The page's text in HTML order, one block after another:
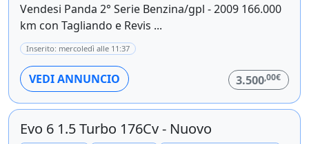
Vendesi Panda 2° Serie Benzina/gpl - 2009 166.000
km con Tagliando e Revis ...
Inserito: mercoledì alle 11:37
VEDI ANNUNCIO 3.500,00€
Evo 6 1.5 Turbo 176Cv - Nuovo